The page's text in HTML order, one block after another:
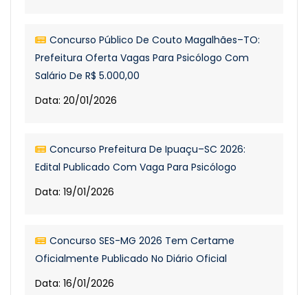
Concurso Público De Couto Magalhães–TO:
Prefeitura Oferta Vagas Para Psicólogo Com
Salário De R$ 5.000,00
Data: 20/01/2026
Concurso Prefeitura De Ipuaçu–SC 2026:
Edital Publicado Com Vaga Para Psicólogo
Data: 19/01/2026
Concurso SES-MG 2026 Tem Certame
Oficialmente Publicado No Diário Oficial
Data: 16/01/2026